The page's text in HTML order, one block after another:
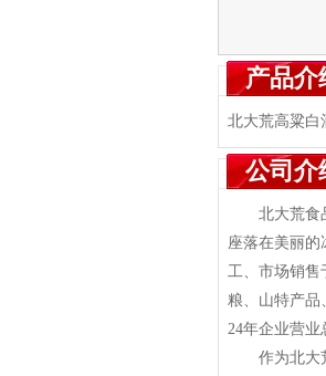
产品介
北大荒高粱白
公司介
北大荒食品
座落在美丽的
工、市场销售
粮、山特产品
24年企业营业
作为北大荒